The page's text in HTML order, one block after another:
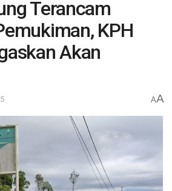
Terancam
KPH
Akan
AA